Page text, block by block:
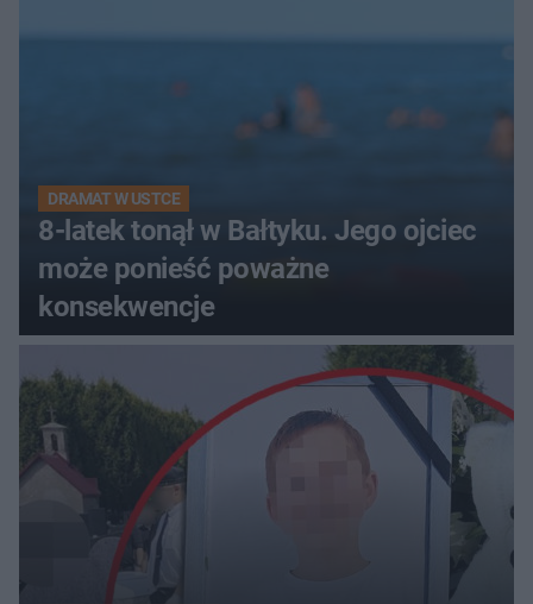
DRAMAT W USTCE
8-latek tonął w Bałtyku. Jego ojciec
może ponieść poważne
konsekwencje